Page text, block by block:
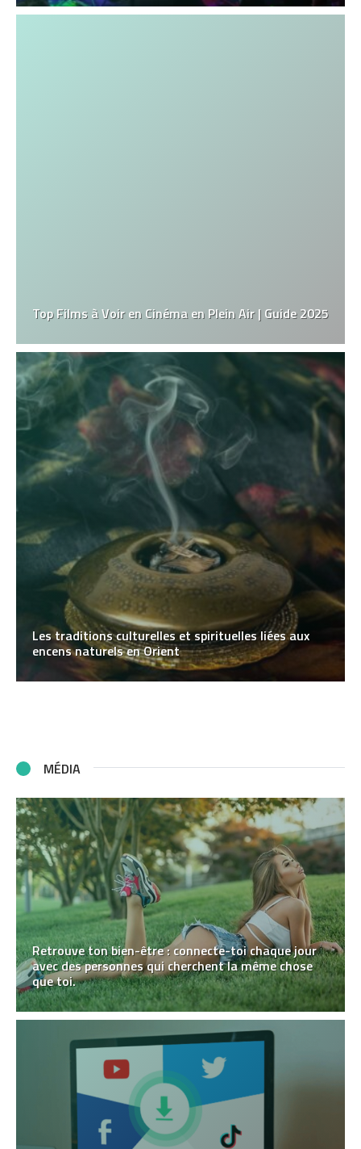
Top Films à Voir en Cinéma en Plein Air | Guide 2025
Les traditions culturelles et spirituelles liées aux
encens naturels en Orient
MÉDIA
Retrouve ton bien-être : connecte-toi chaque jour
avec des personnes qui cherchent la même chose
que toi.